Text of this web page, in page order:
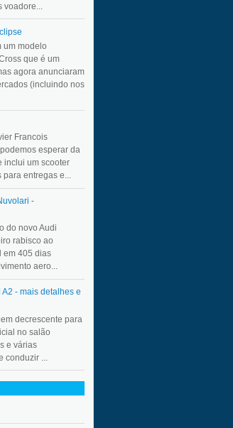
voadore...
um modelo
que é um
agora anunciaram
(incluindo nos
Francois
esperar da
inclui um scooter
para entregas e...
-
do novo Audi
rabisco ao
em 405 dias
aero...
A2 - mais detalhes e
decrescente para
no salão
e várias
...